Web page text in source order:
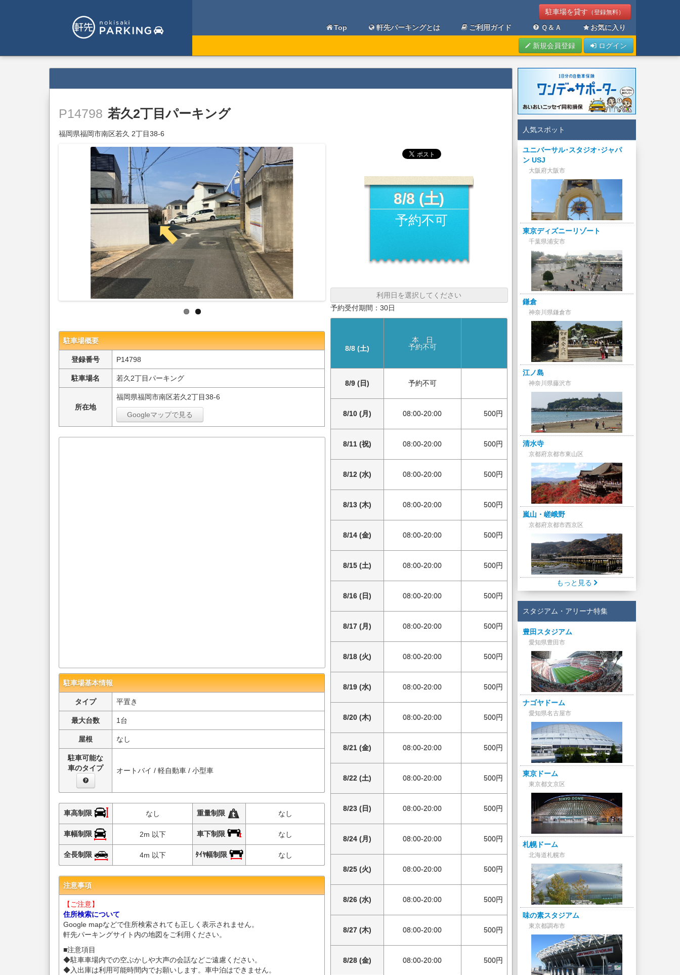
駐車場を貸す （登録無料）
Top 軒先パーキングとは ご利用ガイド Ｑ＆Ａ お気に入り
新規会員登録 ログイン
P14798 若久2丁目パーキング
福岡県福岡市南区若久 2丁目38-6
駐車場概要
登録番号 P14798
駐車場名 若久2丁目パーキング
所在地
福岡県福岡市南区若久2丁目38-6
Googleマップで見る
駐車場基本情報
タイプ 平置き
最大台数 1台
屋根 なし
駐車可能な
車のタイプ
オートバイ / 軽自動車 / 小型車
車高制限 なし 重量制限 なし
車幅制限 2m 以下 車下制限 なし
全長制限 4m 以下 ﾀｲﾔ幅制限 なし
注意事項
【ご注意】
住所検索について
Google mapなどで住所検索されても正しく表示されません。
軒先パーキングサイト内の地図をご利用ください。
■注意項目
◆駐車車場内での空ぶかしや大声の会話などご遠慮ください。
◆入出庫は利用可能時間内でお願いします。車中泊はできません。
8/8 (土)
予約不可
利用日を選択してください
予約受付期間：30日
8/8 (土)
本 日
予約不可
8/9 (日) 予約不可
8/10 (月) 08:00-20:00 500円
8/11 (祝) 08:00-20:00 500円
8/12 (水) 08:00-20:00 500円
8/13 (木) 08:00-20:00 500円
8/14 (金) 08:00-20:00 500円
8/15 (土) 08:00-20:00 500円
8/16 (日) 08:00-20:00 500円
8/17 (月) 08:00-20:00 500円
8/18 (火) 08:00-20:00 500円
8/19 (水) 08:00-20:00 500円
8/20 (木) 08:00-20:00 500円
8/21 (金) 08:00-20:00 500円
8/22 (土) 08:00-20:00 500円
8/23 (日) 08:00-20:00 500円
8/24 (月) 08:00-20:00 500円
8/25 (火) 08:00-20:00 500円
8/26 (水) 08:00-20:00 500円
8/27 (木) 08:00-20:00 500円
8/28 (金) 08:00-20:00 500円
人気スポット
ユニバーサル･スタジオ･ジャパ
ン USJ
大阪府大阪市
東京ディズニーリゾート
千葉県浦安市
鎌倉
神奈川県鎌倉市
江ノ島
神奈川県藤沢市
清水寺
京都府京都市東山区
嵐山・嵯峨野
京都府京都市西京区
もっと見る
スタジアム・アリーナ特集
豊田スタジアム
愛知県豊田市
ナゴヤドーム
愛知県名古屋市
東京ドーム
東京都文京区
札幌ドーム
北海道札幌市
味の素スタジアム
東京都調布市